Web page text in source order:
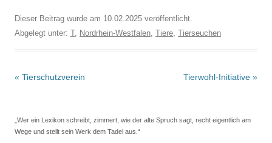
Dieser Beitrag wurde am 10.02.2025 veröffentlicht.
Abgelegt unter: T, Nordrhein-Westfalen, Tiere, Tierseuchen
Beitrags-
« Tierschutzverein Tierwohl-Initiative »
„Wer ein Lexikon schreibt, zimmert, wie der alte Spruch sagt, recht eigentlich am
Wege und stellt sein Werk dem Tadel aus.“